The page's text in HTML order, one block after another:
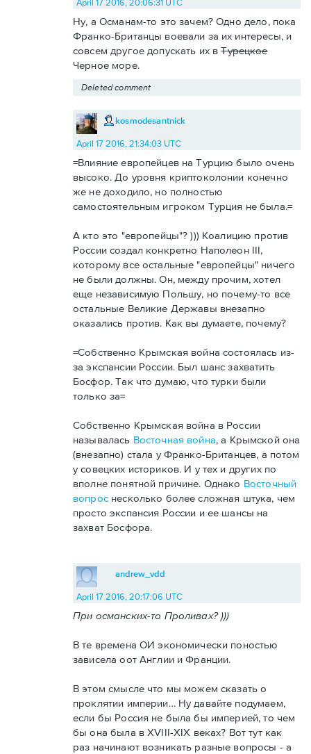
April 17 2016, 20:06:31 UTC
Ну, а Османам-то это зачем? Одно дело, пока
Франко-Британцы воевали за их интересы, и
совсем другое допускать их вТурецкое
Черное море.
Deleted comment
kosmodesantnick
April 17 2016, 21:34:03 UTC
=Влияние европейцев на Турцию было очень
высоко. До уровня криптоколонии конечно
же не доходило, но полностью
самостоятельным игроком Турция не была.=
А кто это "европейцы"? ))) Коалицию против
России создал конкретно Наполеон III,
которому все остальные "европейцы" ничего
не были должны. Он, между прочим, хотел
еще независимую Польшу, но почему-то все
остальные Великие Державы внезапно
оказались против. Как вы думаете, почему?
=Собственно Крымская война состоялась из-
за экспансии России. Был шанс захватить
Босфор. Так что думаю, что турки были
только за=
Собственно Крымская война в России
называлась Восточная война, а Крымской она
(внезапно) стала у Франко-Британцев, а потом
у совецких историков. И у тех и других по
вполне понятной причине. Однако Восточный
вопроснесколько более сложная штука, чем
просто экспансия России и ее шансы на
захват Босфора.
andrew_vdd
April 17 2016, 20:17:06 UTC
При османских-то Проливах? )))
В те времена ОИ экономически поностью
зависела оот Англии и Франции.
В этом смысле что мы можем сказать о
проклятии империи… Ну давайте подумаем,
если бы Россия не была бы империей, то чем
бы она была в XVIII-XIX веках? Вот тут как
раз начинают возникать разные вопросы - а